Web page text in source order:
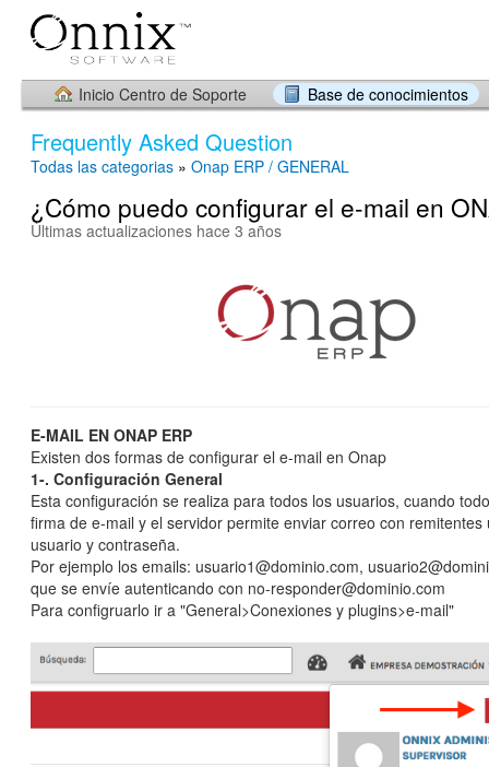
Inicio Centro de Soporte Base de conocimientos
Frequently Asked Question
Todas las categorias » Onap ERP / GENERAL
¿Cómo puedo configurar el e-mail en
Últimas actualizaciones hace 3 años
E-MAIL EN ONAP ERP
Existen dos formas de configurar el e-mail en Onap
1-. Configuración General
Esta configuración se realiza para todos los usuarios, cuando
firma de e-mail y el servidor permite enviar correo con remitentes
usuario y contraseña.
Por ejemplo los emails: usuario1@dominio.com,
que se envíe autenticando con no-responder@dominio.com
Para configruarlo ir a "General>Conexiones y plugins>e-mail"